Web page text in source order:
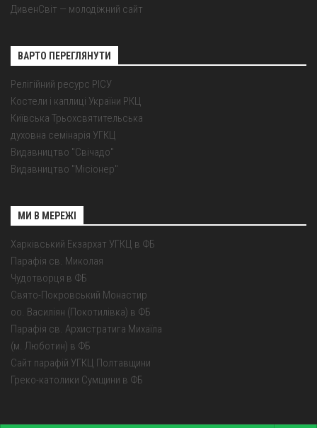
ДивенСвіт — молодіжний сайт
ВАРТО ПЕРЕГЛЯНУТИ
Релігійний ресурс РІСУ
Костели і каплиці України РКЦ
Київська Трьохсвятительська
духовна семінарія УГКЦ
Видавництво "Свічадо"
Видавництво "Місіонер"
МИ В МЕРЕЖІ
Харківський Екзархат УГКЦ в ФБ
Парафія св. Миколая
Чудотворця в ФБ
Свято-Покровський Монастир
оо. Василіян (Покотилівка) в ФБ
Парафія св. Архистратига Михаїла
(м. Люботин) в ФБ
Сайт парафій УГКЦ Полтавщини
Греко-католики Сумщини в ФБ